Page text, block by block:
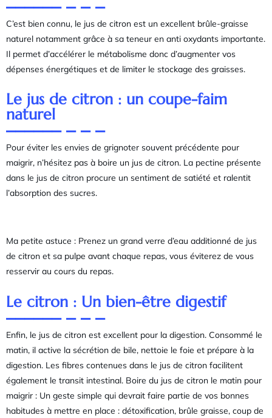
C’est bien connu, le jus de citron est un excellent brûle-graisse
naturel notamment grâce à sa teneur en anti oxydants importante.
Il permet d’accélérer le métabolisme donc d’augmenter vos
dépenses énergétiques et de limiter le stockage des graisses.
Le jus de citron : un coupe-faim
naturel
Pour éviter les envies de grignoter souvent précédente pour
maigrir, n’hésitez pas à boire un jus de citron. La pectine présente
dans le jus de citron procure un sentiment de satiété et ralentit
l’absorption des sucres.
Ma petite astuce : Prenez un grand verre d’eau additionné de jus
de citron et sa pulpe avant chaque repas, vous éviterez de vous
resservir au cours du repas.
Le citron : Un bien-être digestif
Enfin, le jus de citron est excellent pour la digestion. Consommé le
matin, il active la sécrétion de bile, nettoie le foie et prépare à la
digestion. Les fibres contenues dans le jus de citron facilitent
également le transit intestinal. Boire du jus de citron le matin pour
maigrir : Un geste simple qui devrait faire partie de vos bonnes
habitudes à mettre en place : détoxification, brûle graisse, coup de